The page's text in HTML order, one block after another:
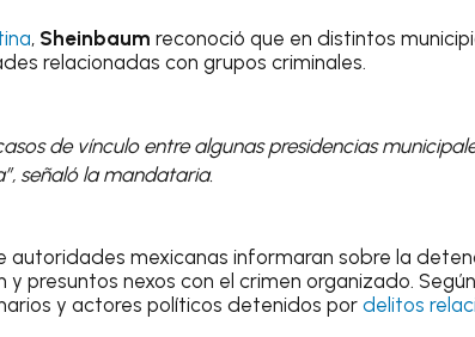
, Sheinbaum reconoció que en distintos
relacionadas con grupos criminales.
de vínculo entre algunas presidencias
señaló la mandataria.
autoridades mexicanas informaran sobre la
y presuntos nexos con el crimen organizado.
y actores políticos detenidos pordelitos